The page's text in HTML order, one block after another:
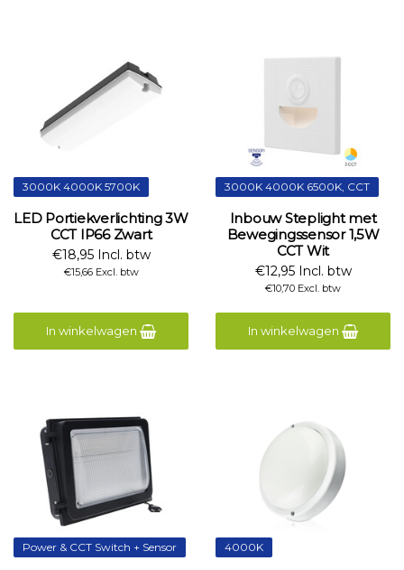
3000K 4000K 5700K
LED Portiekverlichting 3W
CCT IP66 Zwart
€18,95 Incl. btw
€15,66 Excl. btw
In winkelwagen
3000K 4000K 6500K, CCT
Inbouw Steplight met
Bewegingssensor 1,5W
CCT Wit
€12,95 Incl. btw
€10,70 Excl. btw
In winkelwagen
Power & CCT Switch + Sensor 4000K